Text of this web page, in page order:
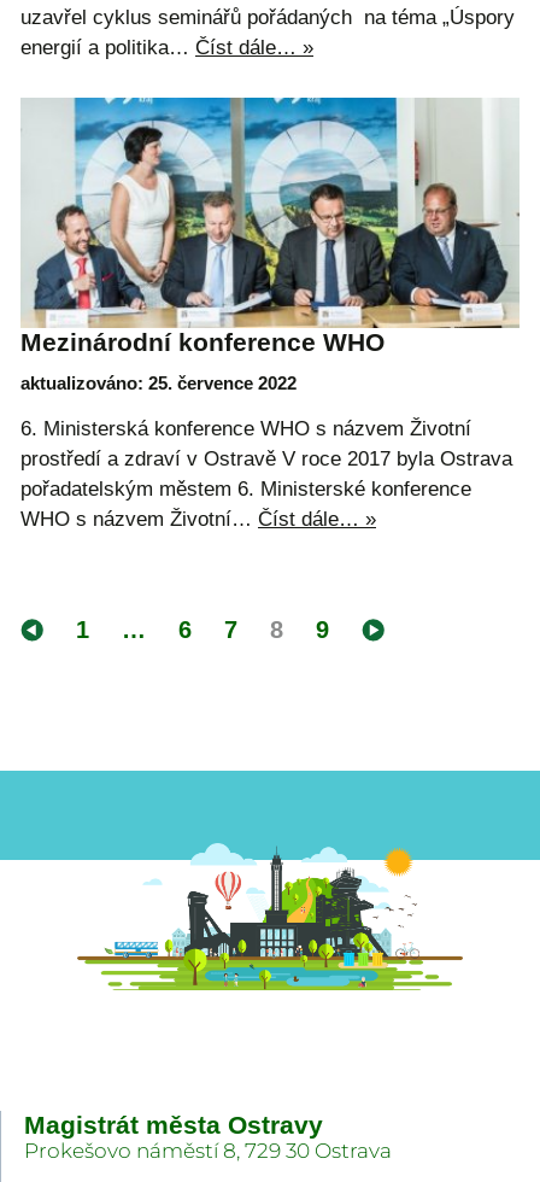
uzavřel cyklus seminářů pořádaných na téma „Úspory
energií a politika… Číst dále… »
Mezinárodní konference WHO
aktualizováno: 25. července 2022
6. Ministerská konference WHO s názvem Životní
prostředí a zdraví v Ostravě V roce 2017 byla Ostrava
pořadatelským městem 6. Ministerské konference
WHO s názvem Životní… Číst dále… »
1 … 6 7 8 9
Magistrát města Ostravy
Prokešovo náměstí 8, 729 30 Ostrava